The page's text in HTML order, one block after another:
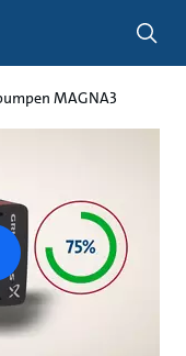
MAGNA3